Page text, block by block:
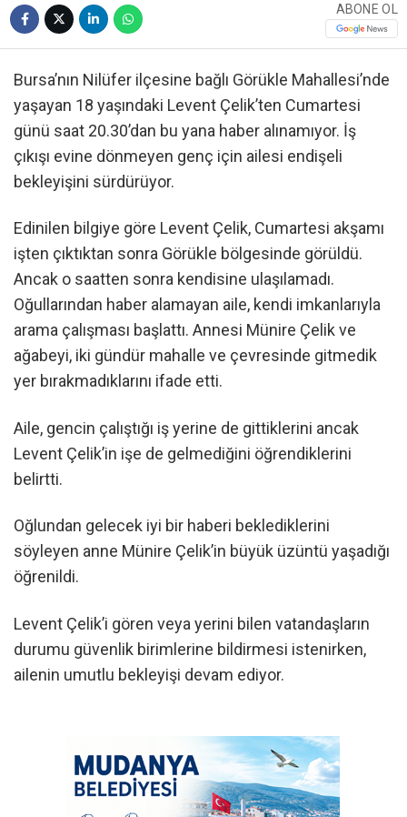
ABONE OL
Bursa’nın Nilüfer ilçesine bağlı Görükle Mahallesi’nde
yaşayan 18 yaşındaki Levent Çelik’ten Cumartesi
günü saat 20.30’dan bu yana haber alınamıyor. İş
çıkışı evine dönmeyen genç için ailesi endişeli
bekleyişini sürdürüyor.
Edinilen bilgiye göre Levent Çelik, Cumartesi akşamı
işten çıktıktan sonra Görükle bölgesinde görüldü.
Ancak o saatten sonra kendisine ulaşılamadı.
Oğullarından haber alamayan aile, kendi imkanlarıyla
arama çalışması başlattı. Annesi Münire Çelik ve
ağabeyi, iki gündür mahalle ve çevresinde gitmedik
yer bırakmadıklarını ifade etti.
Aile, gencin çalıştığı iş yerine de gittiklerini ancak
Levent Çelik’in işe de gelmediğini öğrendiklerini
belirtti.
Oğlundan gelecek iyi bir haberi beklediklerini
söyleyen anne Münire Çelik’in büyük üzüntü yaşadığı
öğrenildi.
Levent Çelik’i gören veya yerini bilen vatandaşların
durumu güvenlik birimlerine bildirmesi istenirken,
ailenin umutlu bekleyişi devam ediyor.